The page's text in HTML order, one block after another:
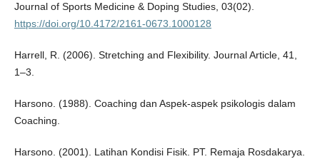
Journal of Sports Medicine & Doping Studies, 03(02).
https://doi.org/10.4172/2161-0673.1000128
Harrell, R. (2006). Stretching and Flexibility. Journal Article, 41,
1–3.
Harsono. (1988). Coaching dan Aspek-aspek psikologis dalam
Coaching.
Harsono. (2001). Latihan Kondisi Fisik. PT. Remaja Rosdakarya.